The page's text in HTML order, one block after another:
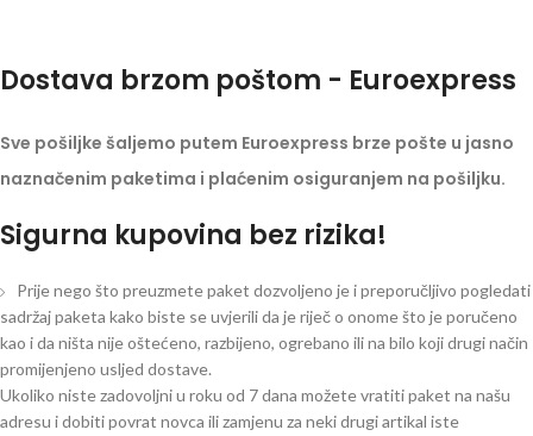
Dostava brzom poštom - Euroexpress
Sve pošiljke šaljemo putem Euroexpress brze pošte u jasno
naznačenim paketima i plaćenim osiguranjem na pošiljku.
Sigurna kupovina bez rizika!
Prije nego što preuzmete paket dozvoljeno je i preporučljivo pogledati
sadržaj paketa kako biste se uvjerili da je riječ o onome što je poručeno
kao i da ništa nije oštećeno, razbijeno, ogrebano ili na bilo koji drugi način
promijenjeno usljed dostave.
Ukoliko niste zadovoljni u roku od 7 dana možete vratiti paket na našu
adresu i dobiti povrat novca ili zamjenu za neki drugi artikal iste